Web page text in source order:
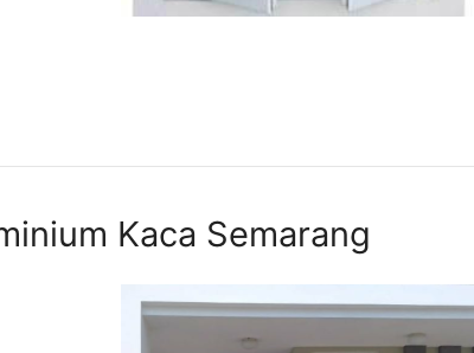
Kaca Semarang